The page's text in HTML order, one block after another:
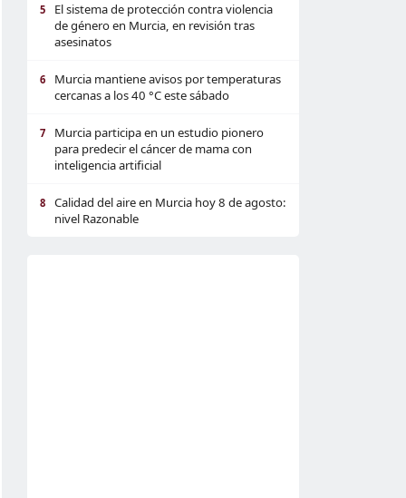
5
El sistema de protección contra violencia
de género en Murcia, en revisión tras
asesinatos
6
Murcia mantiene avisos por temperaturas
cercanas a los 40 °C este sábado
7
Murcia participa en un estudio pionero
para predecir el cáncer de mama con
inteligencia artificial
8
Calidad del aire en Murcia hoy 8 de agosto:
nivel Razonable